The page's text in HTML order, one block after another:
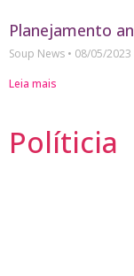
Planejamento
Soup News
08/05/2023
Leia mais
Políticia